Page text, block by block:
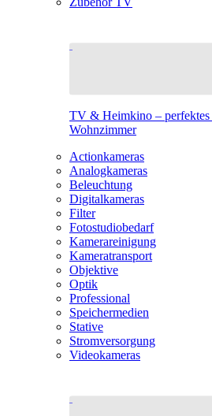
TV & Heimkino – perfektes
Wohnzimmer
Actionkameras
Analogkameras
Beleuchtung
Digitalkameras
Filter
Fotostudiobedarf
Kamerareinigung
Kameratransport
Objektive
Optik
Professional
Speichermedien
Stative
Stromversorgung
Videokameras